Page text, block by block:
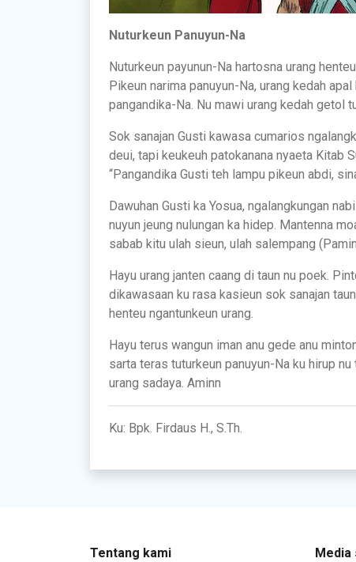
Nuturkeun Panuyun-Na
Nuturkeun payunun-Na hartosna urang
Pikeun narima panuyun-Na, urang kedah
pangandika-Na. Nu mawi urang kedah getol
Sok sanajan Gusti kawasa cumarios
deui, tapi keukeuh patokanana nyaeta Kitab
“Pangandika Gusti teh lampu pikeun abdi,
Dawuhan Gusti ka Yosua, ngalangkungan
nuyun jeung nulungan ka hidep. Mantenna
sabab kitu ulah sieun, ulah salempang
Hayu urang janten caang di taun nu poek.
dikawasaan ku rasa kasieun sok sanajan
henteu ngantunkeun urang.
Hayu terus wangun iman anu gede anu
sarta teras tuturkeun panuyun-Na ku hirup
urang sadaya. Aminn
Ku: Bpk. Firdaus H., S.Th.
Tentang kami Media